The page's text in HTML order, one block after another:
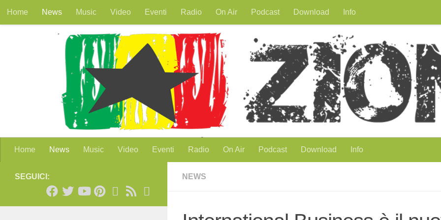
Salta al contenuto
Home News Music Video Eventi Radio On Air Podcast Download Info
Home News Music Video Eventi Radio On Air Podcast Download Info
NEWS
SEGUICI: